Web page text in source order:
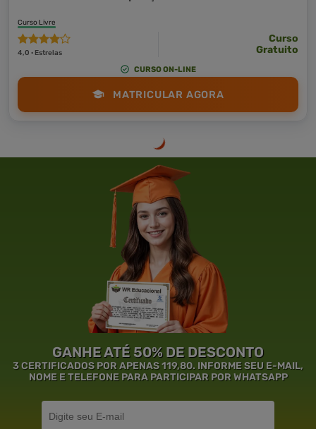
Curso Livre
4,0 · Estrelas
Curso
Gratuito
CURSO ON-LINE
MATRICULAR AGORA
GANHE ATÉ 50% DE DESCONTO
3 CERTIFICADOS POR APENAS 119,80. INFORME SEU E-MAIL,
NOME E TELEFONE PARA PARTICIPAR POR WHATSAPP